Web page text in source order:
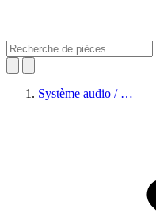
Système audio / …